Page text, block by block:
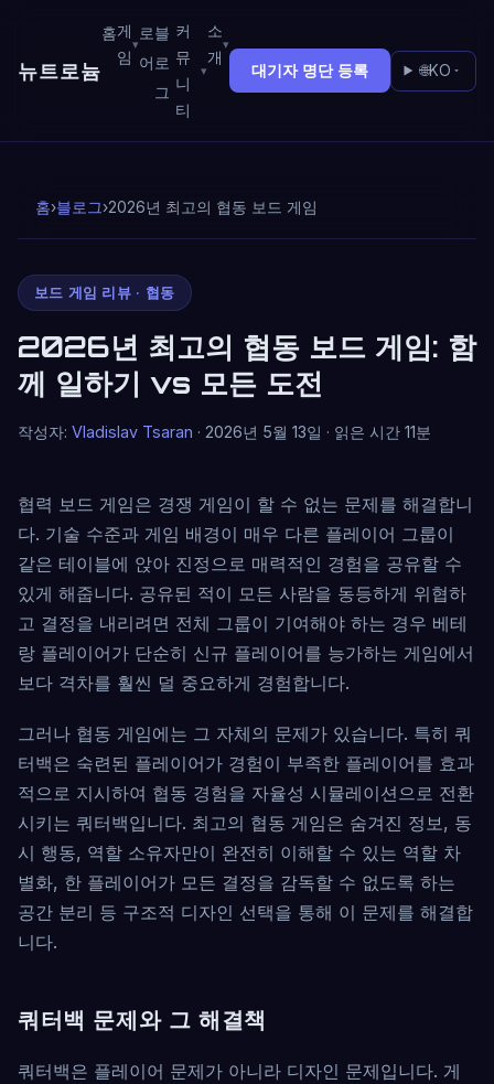
뉴트로늄
홈게
임
로
어
블
로
그
커
뮤
니
티
소
개
대기자 명단 등록 🌐KO
홈›블로그›2026년 최고의 협동 보드 게임
보드 게임 리뷰 · 협동
2026년 최고의 협동 보드 게임: 함
께 일하기 vs 모든 도전
작성자: Vladislav Tsaran · 2026년 5월 13일 · 읽은 시간 11분
협력 보드 게임은 경쟁 게임이 할 수 없는 문제를 해결합니
다. 기술 수준과 게임 배경이 매우 다른 플레이어 그룹이
같은 테이블에 앉아 진정으로 매력적인 경험을 공유할 수
있게 해줍니다. 공유된 적이 모든 사람을 동등하게 위협하
고 결정을 내리려면 전체 그룹이 기여해야 하는 경우 베테
랑 플레이어가 단순히 신규 플레이어를 능가하는 게임에서
보다 격차를 훨씬 덜 중요하게 경험합니다.
그러나 협동 게임에는 그 자체의 문제가 있습니다. 특히 쿼
터백은 숙련된 플레이어가 경험이 부족한 플레이어를 효과
적으로 지시하여 협동 경험을 자율성 시뮬레이션으로 전환
시키는 쿼터백입니다. 최고의 협동 게임은 숨겨진 정보, 동
시 행동, 역할 소유자만이 완전히 이해할 수 있는 역할 차
별화, 한 플레이어가 모든 결정을 감독할 수 없도록 하는
공간 분리 등 구조적 디자인 선택을 통해 이 문제를 해결합
니다.
쿼터백 문제와 그 해결책
쿼터백은 플레이어 문제가 아니라 디자인 문제입니다. 게